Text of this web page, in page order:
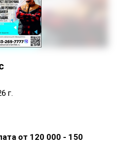
г.
от 120 000 - 150